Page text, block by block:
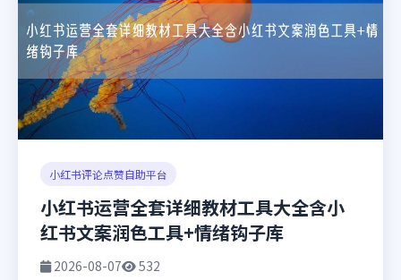
小红书评论点赞自助平台
小红书运营全套详细教材工具大全含小
红书文案润色工具+情绪钩子库
2026-08-07 532